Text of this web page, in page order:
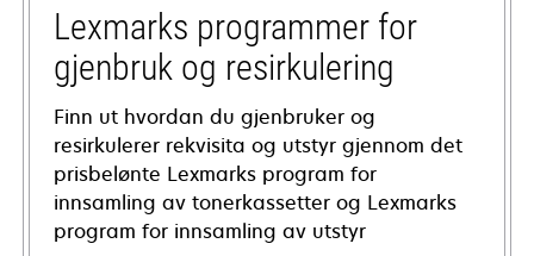
tabLexmarks programmer for
gjenbruk og resirkulering
Finn ut hvordan du gjenbruker og
resirkulerer rekvisita og utstyr gjennom det
prisbelønte Lexmarks program for
innsamling av tonerkassetter og Lexmarks
program for innsamling av utstyr